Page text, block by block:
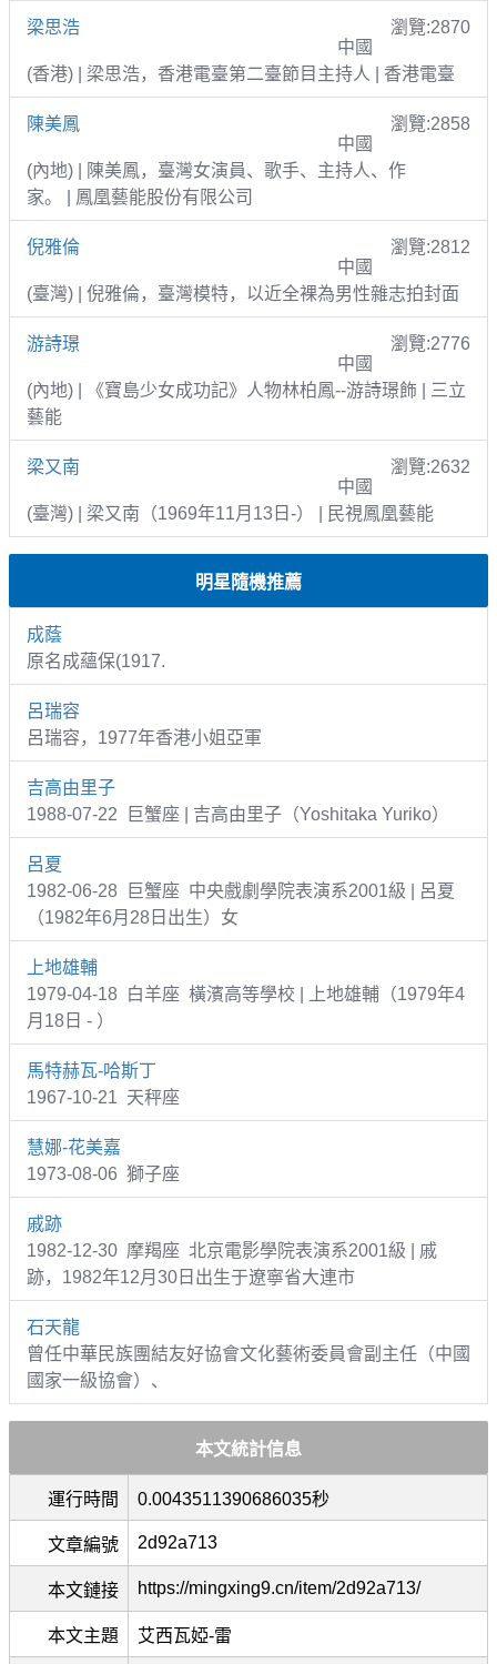
梁思浩
瀏覽:2870
中國
(香港) | 梁思浩，香港電臺第二臺節目主持人 | 香港電臺
陳美鳳
瀏覽:2858
中國
(內地) | 陳美鳳，臺灣女演員、歌手、主持人、作
家。 | 鳳凰藝能股份有限公司
倪雅倫
瀏覽:2812
中國
(臺灣) | 倪雅倫，臺灣模特，以近全裸為男性雜志拍封面
游詩璟
瀏覽:2776
中國
(內地) | 《寶島少女成功記》人物林柏鳳--游詩璟飾 | 三立
藝能
梁又南
瀏覽:2632
中國
(臺灣) | 梁又南（1969年11月13日-） | 民視鳳凰藝能
明星隨機推薦
成蔭
原名成蘊保(1917.
呂瑞容
呂瑞容，1977年香港小姐亞軍
吉高由里子
1988-07-22 巨蟹座 | 吉高由里子（Yoshitaka Yuriko）
呂夏
1982-06-28 巨蟹座 中央戲劇學院表演系2001級 | 呂夏
（1982年6月28日出生）女
上地雄輔
1979-04-18 白羊座 橫濱高等學校 | 上地雄輔（1979年4
月18日 - ）
馬特赫瓦-哈斯丁
1967-10-21 天秤座
慧娜-花美嘉
1973-08-06 獅子座
戚跡
1982-12-30 摩羯座 北京電影學院表演系2001級 | 戚
跡，1982年12月30日出生于遼寧省大連市
石天龍
曾任中華民族團結友好協會文化藝術委員會副主任（中國
國家一級協會）、
本文統計信息
運行時間 0.0043511390686035秒
文章編號 2d92a713
本文鏈接 https://mingxing9.cn/item/2d92a713/
本文主題 艾西瓦婭-雷